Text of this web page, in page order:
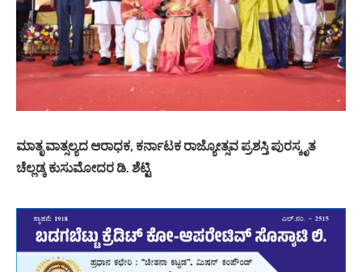
ಮಾತೃ ವಾತ್ಸಲ್ಯದ ಆರಾಧಕ, ಕರ್ನಾಟಕ ರಾಜ್ಯೋತ್ಸವ ಪ್ರಶಸ್ತಿ ಪುರಸ್ಕೃತ
ಚೆಲ್ಲಡ್ಕ ಕುಸುಮೋದರ ಡಿ. ಶೆಟ್ಟಿ